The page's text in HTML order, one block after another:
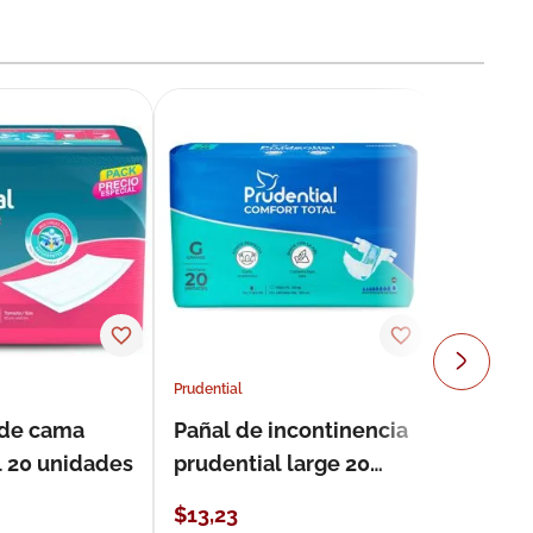
cama
unidades
Prudential
Pañal de incontinencia
prudential large 20
$13,23